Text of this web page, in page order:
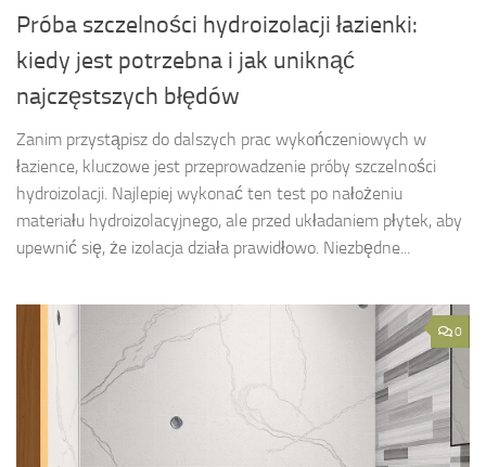
Próba szczelności hydroizolacji łazienki:
kiedy jest potrzebna i jak uniknąć
najczęstszych błędów
Zanim przystąpisz do dalszych prac wykończeniowych w
łazience, kluczowe jest przeprowadzenie próby szczelności
hydroizolacji. Najlepiej wykonać ten test po nałożeniu
materiału hydroizolacyjnego, ale przed układaniem płytek, aby
upewnić się, że izolacja działa prawidłowo. Niezbędne...
0